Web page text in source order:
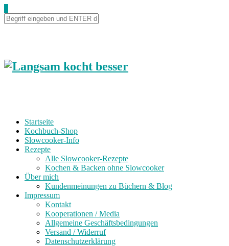
to
Recipe
Startseite
Kochbuch-Shop
Slowcooker-Info
Rezepte
Alle Slowcooker-Rezepte
Kochen & Backen ohne Slowcooker
Über mich
Kundenmeinungen zu Büchern & Blog
Impressum
Kontakt
Kooperationen / Media
Allgemeine Geschäftsbedingungen
Versand / Widerruf
Datenschutzerklärung